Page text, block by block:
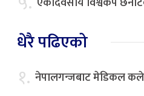
धेरै पढिएको
१. नेपालगन्जबाट मेडिकल